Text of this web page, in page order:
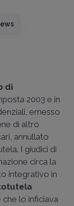
di
2003 e in
emesso
di altro
annullato
I giudici di
circa la
integrativo in
lo inficiava